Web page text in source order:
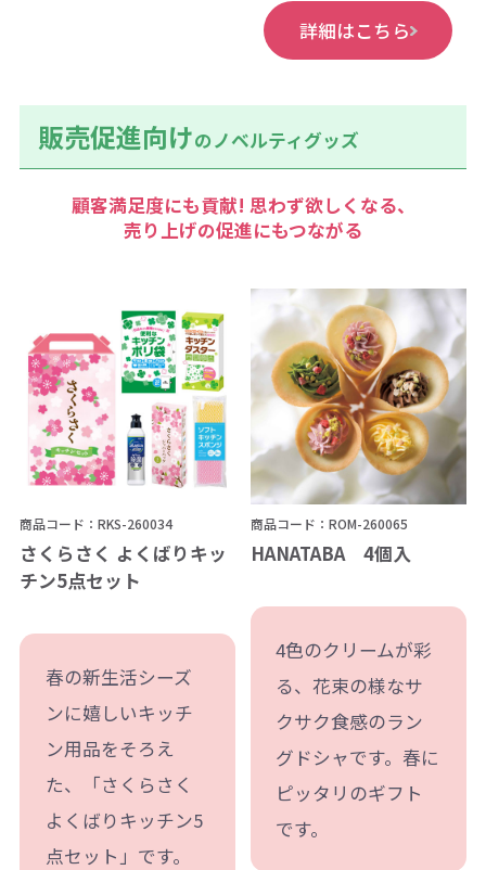
詳細はこちら
販売促進向けのノベルティグッズ
顧客満足度にも貢献! 思わず欲しくなる、
売り上げの促進にもつながる
商品コード：RKS-260034
さくらさく よくばりキッ
チン5点セット
春の新生活シーズ
ンに嬉しいキッチ
ン用品をそろえ
た、「さくらさく
よくばりキッチン5
点セット」です。
商品コード：ROM-260065
HANATABA 4個入
4色のクリームが彩
る、花束の様なサ
クサク食感のラン
グドシャです。春に
ピッタリのギフト
です。